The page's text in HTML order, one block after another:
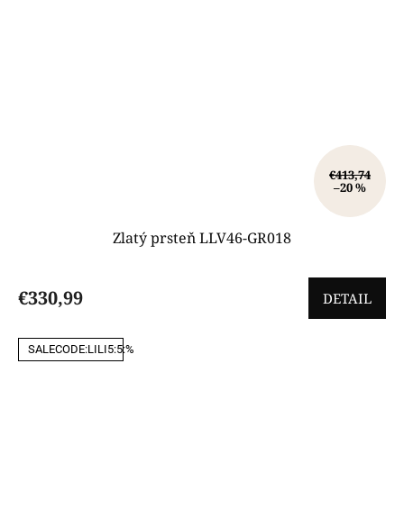
€413,74
–20 %
Zlatý prsteň LLV46-GR018
€330,99 DETAIL
SALECODE:LILI5:5:%